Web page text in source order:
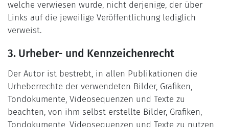
welche verwiesen wurde, nicht derjenige, der über
Links auf die jeweilige Veröffentlichung lediglich
verweist.
3. Urheber- und Kennzeichenrecht
Der Autor ist bestrebt, in allen Publikationen die
Urheberrechte der verwendeten Bilder, Grafiken,
Tondokumente, Videosequenzen und Texte zu
beachten, von ihm selbst erstellte Bilder, Grafiken,
Tondokumente, Videosequenzen und Texte zu nutzen